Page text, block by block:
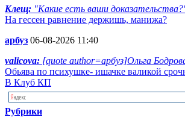
Клещ: "Какие есть ваши
На гессен равнение держишь, манижа?
арбуз 06-08-2026 11:40
valicova: [quote author=арбуз]Ольга
Обьява по психушке- ишачке валикой
В Клуб КП
Рубрики